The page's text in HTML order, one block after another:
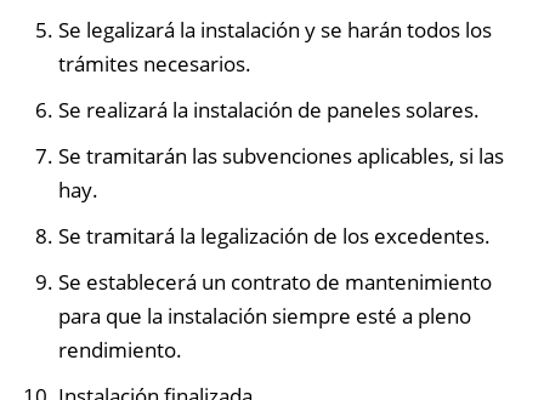
Se legalizará la instalación y se harán todos los
trámites necesarios.
Se realizará la instalación de paneles solares.
Se tramitarán las subvenciones aplicables, si las
hay.
Se tramitará la legalización de los excedentes.
Se establecerá un contrato de mantenimiento
para que la instalación siempre esté a pleno
rendimiento.